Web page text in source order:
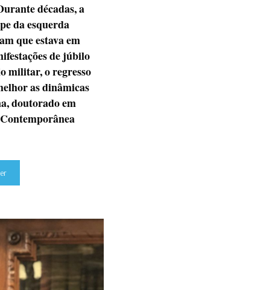
décadas, a
da esquerda
que estava em
de júbilo
militar, o regresso
as dinâmicas
doutorado em